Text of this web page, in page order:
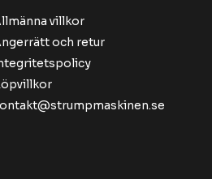
villkor
och retur